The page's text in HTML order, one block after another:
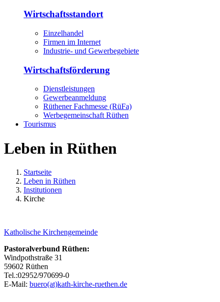
Wirtschaftsstandort
Einzelhandel
Firmen im Internet
Industrie- und Gewerbegebiete
Wirtschaftsförderung
Dienstleistungen
Gewerbeanmeldung
Rüthener Fachmesse (RüFa)
Werbegemeinschaft Rüthen
Tourismus
Leben in Rüthen
Startseite
Leben in Rüthen
Institutionen
Kirche
Katholische Kirchengemeinde
Pastoralverbund Rüthen:
Windpothstraße 31
59602 Rüthen
Tel.:02952/970699-0
E-Mail: buero(at)kath-kirche-ruethen.de